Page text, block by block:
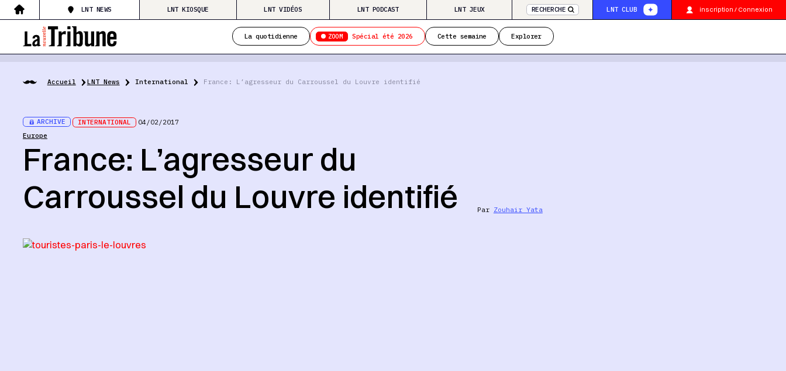
LNT NEWS LNT KIOSQUE LNT VIDÉOS LNT PODCAST LNT JEUX RECHERCHE LNT CLUB inscription / Connexion
La quotidienne ZOOM Spécial été 2026 Cette semaine Explorer
Accueil LNT News International France: L’agresseur du Carroussel du Louvre identifié
ARCHIVE INTERNATIONAL
04/02/2017
Europe
France: L’agresseur du
Carroussel du Louvre identifié
Par Zouhair Yata